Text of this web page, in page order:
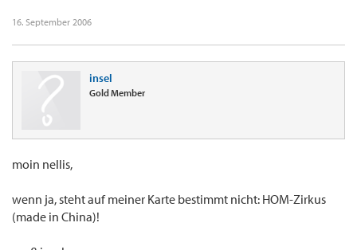
16. September 2006
insel
Gold Member
moin nellis,
wenn ja, steht auf meiner Karte bestimmt nicht: HOM-Zirkus
(made in China)!